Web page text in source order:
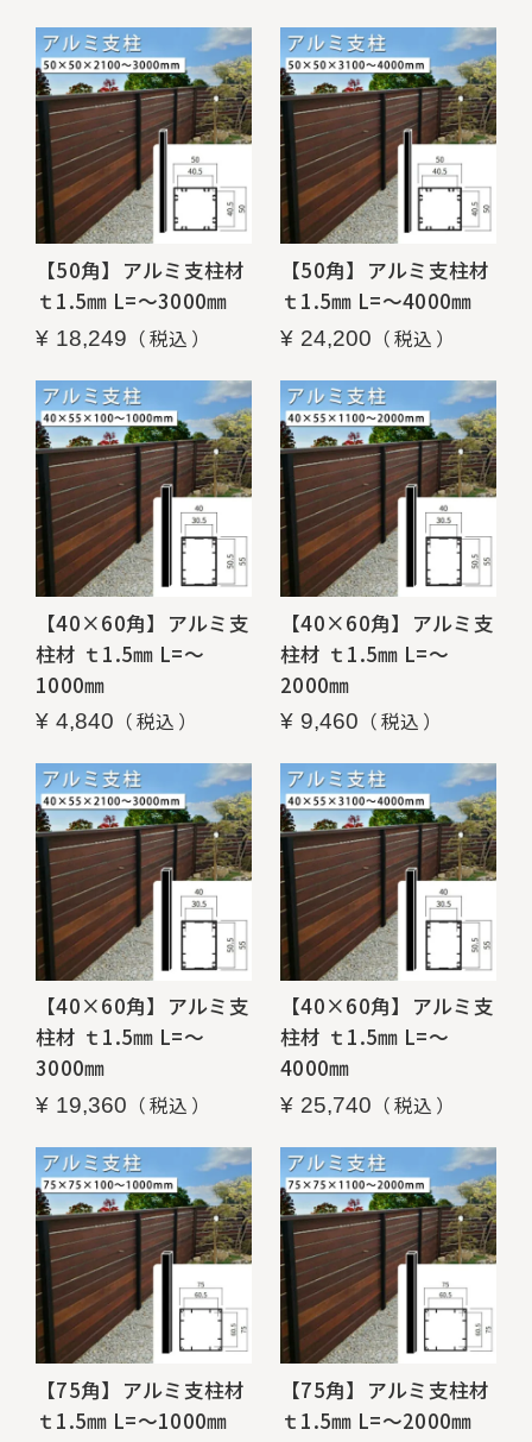
【50角】アルミ支柱材
ｔ1.5㎜ L=～3000㎜
¥ 18,249 税込
【50角】アルミ支柱材
ｔ1.5㎜ L=～4000㎜
¥ 24,200 税込
【40×60角】アルミ支
柱材 ｔ1.5㎜ L=～
1000㎜
¥ 4,840 税込
【40×60角】アルミ支
柱材 ｔ1.5㎜ L=～
2000㎜
¥ 9,460 税込
【40×60角】アルミ支
柱材 ｔ1.5㎜ L=～
3000㎜
¥ 19,360 税込
【40×60角】アルミ支
柱材 ｔ1.5㎜ L=～
4000㎜
¥ 25,740 税込
【75角】アルミ支柱材
ｔ1.5㎜ L=～1000㎜
【75角】アルミ支柱材
ｔ1.5㎜ L=～2000㎜